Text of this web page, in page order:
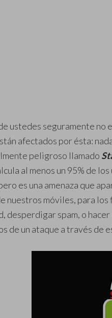
ustedes seguramente no
afectados por ésta:
peligroso llamado
al menos un 95% de
es una amenaza que
nuestros móviles, para los
desperdigar spam, o hacer
de un ataque a través de